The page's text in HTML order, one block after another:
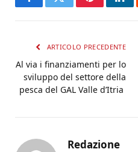
FacebookTwitterPinterest
ARTICOLO PRECEDENTE
Al via i finanziamenti per lo
sviluppo del settore della
pesca del GAL Valle d’Itria
Redazione